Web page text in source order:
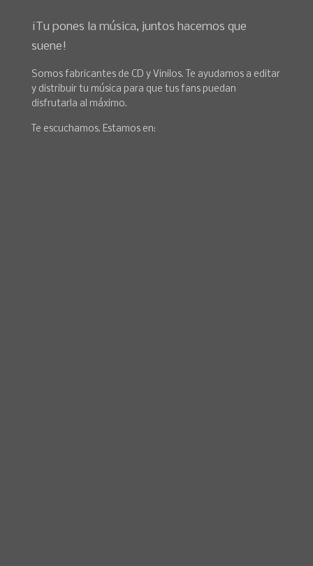
¡Tu pones la música, juntos hacemos que
suene!
Somos fabricantes de CD y Vinilos. Te ayudamos a editar
y distribuir tu música para que tus fans puedan
disfrutarla al máximo.
Te escuchamos. Estamos en: